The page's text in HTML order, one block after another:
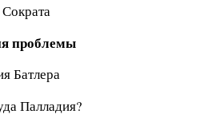
проблемы
Батлера
Палладия?